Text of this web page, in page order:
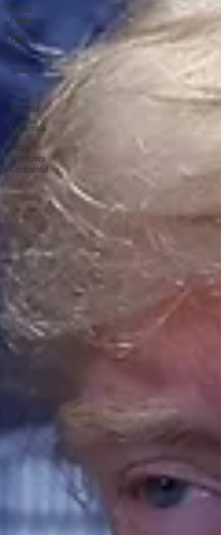
Temas
Centrales
Estilo de
vida
Israel
bano
Tragedia
Guatemala
Grupo
Financiero
Continental